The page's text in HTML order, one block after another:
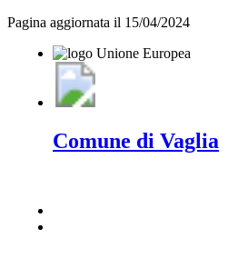
Pagina aggiornata il 15/04/2024
Comune di Vaglia